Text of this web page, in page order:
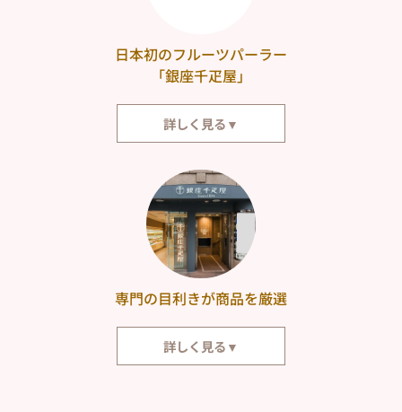
日本初のフルーツパーラー
「銀座千疋屋」
詳しく見る▼
が、日本で初めてフルーツパーラーを開業した「銀座千疋屋」です。今もな
お伝統を守りながら、果物の新しい楽しみ方やスイーツといった、オリジナ
ルの味を提供し続けています。
専門の目利きが商品を厳選
詳しく見る▼